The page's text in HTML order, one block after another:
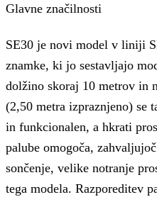
Glavne značilnosti
SE30 je novi model v liniji
znamke, ki jo sestavljajo
dolžino skoraj 10 metrov in
(2,50 metra izpraznjeno) se
in funkcionalen, a hkrati
palube omogoča,
sončenje, velike notranje
tega modela. Razporeditev